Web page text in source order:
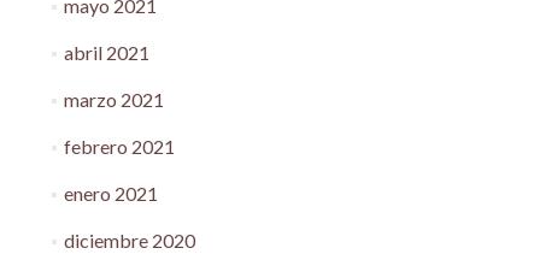
mayo 2021
abril 2021
marzo 2021
febrero 2021
enero 2021
diciembre 2020